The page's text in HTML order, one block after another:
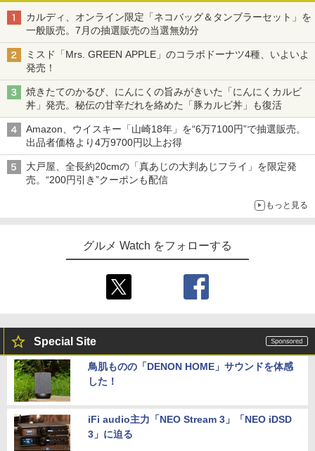
カルディ、オンライン限定「ネコバッグ＆タンブラーセット」を
一般販売。7月の抽選販売の当選無効分
ミスド「Mrs. GREEN APPLE」のコラボドーナツ4種、いよいよ
発売！
焼きたてのかるび、にんにくの旨みがきいた「にんにくカルビ
丼」発売。秘伝の甘辛だれを絡めた「豚カルビ丼」も復活
Amazon、ウイスキー「山崎18年」を“6万7100円”で抽選販売。
出品者価格より4万9700円以上お得
大戸屋、全長約20cmの「真あじの大判あじフライ」を限定発
売。“200円引き”クーポンも配信
もっと見る
グルメ Watch をフォローする
Special Site
鳥肌ものの「DENON HOME」サウンドを体感
した！
iFi audio主力「NEO Stream 3」「NEO iDSD
3」に迫る